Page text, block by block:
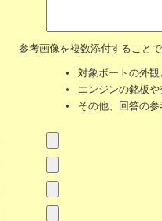
参考画像を複数添付すること
対象ボートの外
エンジンの銘板
その他、回答の